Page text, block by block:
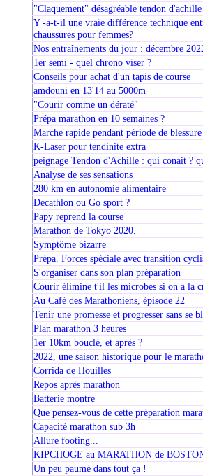
"Claquement" désagréable tendon d'achille
Y -a-t-il une vraie différence technique
chaussures pour femmes?
Nos entraînements du jour : décembre
1er semi - quel chrono viser ?
Conseils pour achat d'un tapis de course
amdouni en 13'14 au 5000m
"Courir comme un dératé"
Prépa marathon en 10 semaines ?
Marche rapide pendant période de
K-Laser pour tendinite extra
peignage Tendon d'Achille : qui conait ?
Analyse de ses sensations
280 km en autonomie alimentaire
Decathlon ou Go sport ?
Papy reprend la course
Marathon de Tokyo 2020.
Symptôme bizarre
Prépa. Forces spéciale avec transition
S'organiser dans son plan préparation
Courir élimine t'il les microbes si on a la
Au Café des Marathoniens, épisode 22
Tenir une promesse et progresser sans se
Plan marathon 3 heures
1er 10km bouclé, et après ?
2022, une saison historique pour le
Corrida de Houilles
Repos après marathon
Batterie montre
Que pensez-vous de cette préparation
Capacité marathon sub 3h
Allure footing...
KIPCHOGE au MARATHON de
Un peu paumé dans tout ça !